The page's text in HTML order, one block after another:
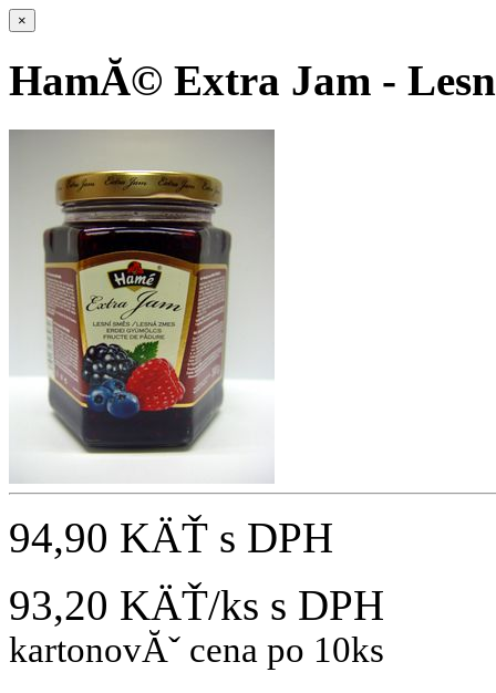
×
HamĂ© Extra Jam -
94,90 KÄŤ s DPH
93,20 KÄŤ/ks s DPH
kartonovĂˇ cena po 10ks